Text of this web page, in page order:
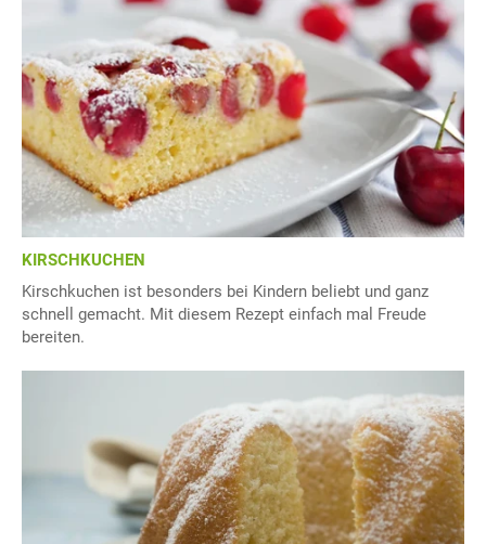
KIRSCHKUCHEN
Kirschkuchen ist besonders bei Kindern beliebt und ganz
schnell gemacht. Mit diesem Rezept einfach mal Freude
bereiten.